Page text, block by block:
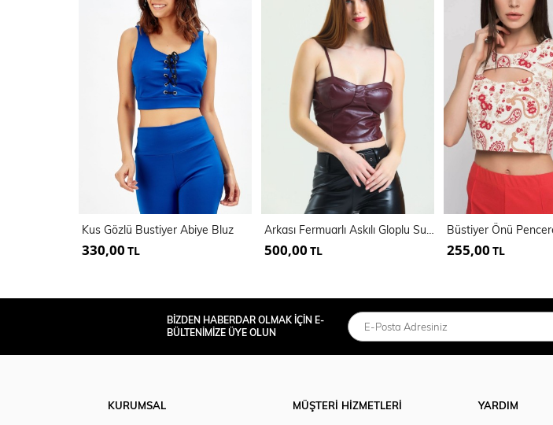
Kus Gözlü Bustiyer Abiye Bluz
330,00 TL
Arkası Fermuarlı Askılı Gloplu Suni Deri Bustiyer | Bust34603
500,00 TL 255,00 TL
BİZDEN HABERDAR OLMAK İÇİN E-
BÜLTENİMİZE ÜYE OLUN
KURUMSAL
MÜŞTERİ HİZMETLERİ
YARDIM